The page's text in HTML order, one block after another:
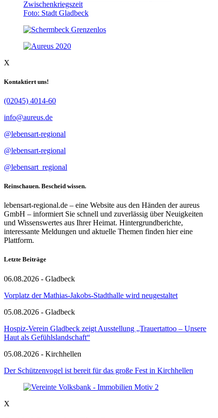
Foto: Stadt Gladbeck
X
Kontaktiert uns!
(02045) 4014-60
info@aureus.de
@lebensart-regional
@lebensart-regional
@lebensart_regional
Reinschauen. Bescheid wissen.
lebensart-regional.de – eine Website aus den Händen der aureus
GmbH – informiert Sie schnell und zuverlässig über Neuigkeiten
und Wissenswertes aus Ihrer Heimat. Hintergrundberichte,
interessante Meldungen und aktuelle Themen finden hier eine
Plattform.
Letzte Beiträge
06.08.2026 - Gladbeck
Vorplatz der Mathias-Jakobs-Stadthalle wird neugestaltet
05.08.2026 - Gladbeck
Hospiz-Verein Gladbeck zeigt Ausstellung „Trauertattoo – Unsere
Haut als Gefühlslandschaft“
05.08.2026 - Kirchhellen
Der Schützenvogel ist bereit für das große Fest in Kirchhellen
X